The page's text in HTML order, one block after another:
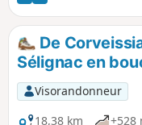
De
Sélignac en
Visorandonneur
18,38 km
+528